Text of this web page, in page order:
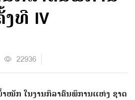
ທີ IV
22936
ໜັກ ໃນງານກິລາຄົນພິການແຫ່ງ ຊາດ